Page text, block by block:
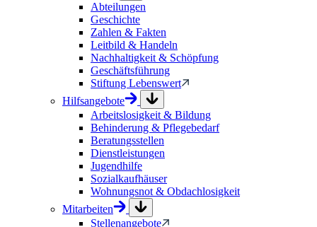
Abteilungen
Geschichte
Zahlen & Fakten
Leitbild & Handeln
Nachhaltigkeit & Schöpfung
Geschäftsführung
Stiftung Lebenswert
Hilfsangebote
Arbeitslosigkeit & Bildung
Behinderung & Pflegebedarf
Beratungsstellen
Dienstleistungen
Jugendhilfe
Sozialkaufhäuser
Wohnungsnot & Obdachlosigkeit
Mitarbeiten
Stellenangebote